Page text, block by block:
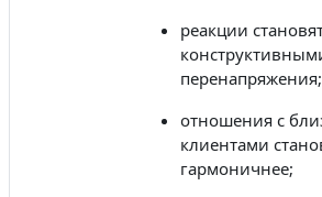
реакции
перенапряжения;
отношения с
клиентами
гармоничнее;